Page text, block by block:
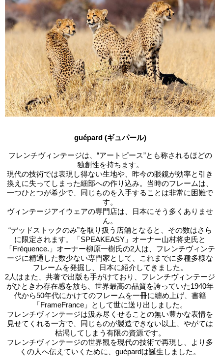
guépard (ギュパール)
フレンチヴィンテージは、“アートピース”とも称されるほどの
独創性を持ちます。
現代の技術では表現し得ない生地や、昨今の眼鏡が効率と引き
換えに失ってしまった細部への作り込み。当時のフレームは、
一つひとつが希少で、同じものを入手することは非常に困難で
す。
ヴィンテージアイウェアの専門店は、日本にそう多くありませ
ん。
“デッドストックのみ”を取り扱う店舗となると、その数はさら
に限定されます。「SPEAKEASY」オーナー山村将史氏と
「Fréquence.」オーナー柳原一樹氏の2人は、フレンチヴィンテ
ージに精通した数少ない専門家として、これまでに多種多様な
フレームを発掘し、日本に紹介してきました。
2人はまた、共著で出版も手がけており、フレンチヴィンテージ
がひときわ存在感を放ち、世界最高の品質を誇っていた1940年
代から50年代にかけてのフレームを一冊に纏め上げ、書籍
「FrameFrance」として世に送り出しました。
フレンチヴィンテージは汲み尽くせることの無い豊かな表情を
見せてくれる一方で、同じものが製造できない以上、やがては
枯渇してしまう有限の資源です。
フレンチヴィンテージの世界観を現代の技術で再現し、より多
くの人へ伝えていくために、guépardは誕生しました。